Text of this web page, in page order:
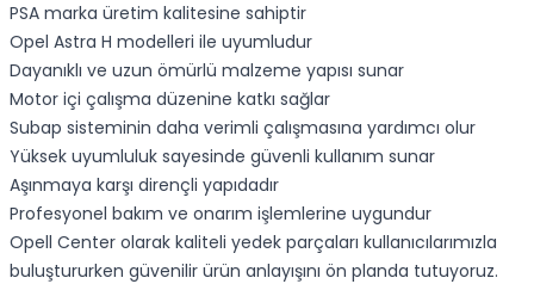
PSA marka üretim kalitesine sahiptir
Opel Astra H modelleri ile uyumludur
Dayanıklı ve uzun ömürlü malzeme yapısı sunar
Motor içi çalışma düzenine katkı sağlar
Subap sisteminin daha verimli çalışmasına yardımcı olur
Yüksek uyumluluk sayesinde güvenli kullanım sunar
Aşınmaya karşı dirençli yapıdadır
Profesyonel bakım ve onarım işlemlerine uygundur
Opell Center olarak kaliteli yedek parçaları kullanıcılarımızla
buluştururken güvenilir ürün anlayışını ön planda tutuyoruz.